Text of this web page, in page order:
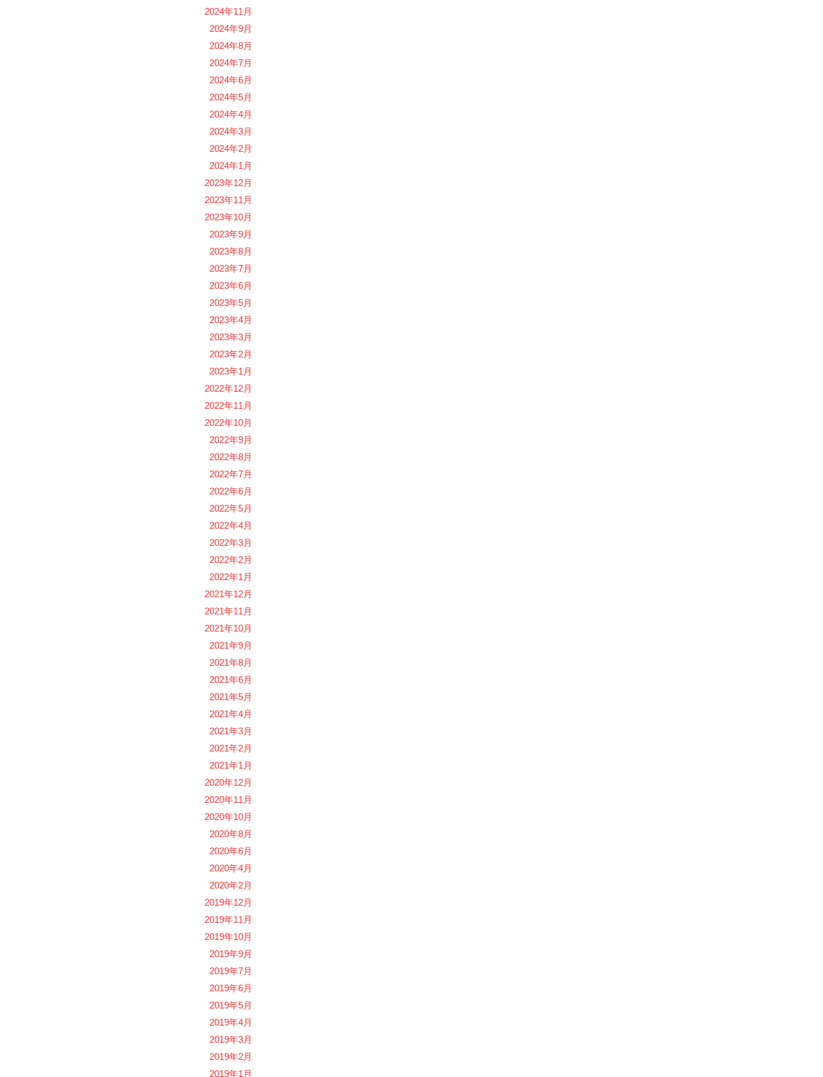
2024年11月
2024年9月
2024年8月
2024年7月
2024年6月
2024年5月
2024年4月
2024年3月
2024年2月
2024年1月
2023年12月
2023年11月
2023年10月
2023年9月
2023年8月
2023年7月
2023年6月
2023年5月
2023年4月
2023年3月
2023年2月
2023年1月
2022年12月
2022年11月
2022年10月
2022年9月
2022年8月
2022年7月
2022年6月
2022年5月
2022年4月
2022年3月
2022年2月
2022年1月
2021年12月
2021年11月
2021年10月
2021年9月
2021年8月
2021年6月
2021年5月
2021年4月
2021年3月
2021年2月
2021年1月
2020年12月
2020年11月
2020年10月
2020年8月
2020年6月
2020年4月
2020年2月
2019年12月
2019年11月
2019年10月
2019年9月
2019年7月
2019年6月
2019年5月
2019年4月
2019年3月
2019年2月
2019年1月